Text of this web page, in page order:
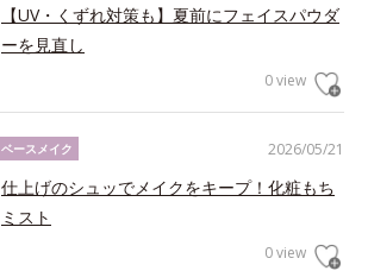
【UV・くずれ対策も】夏前にフェイスパウダ
ーを見直し
0 view
2026/05/21
ベースメイク
仕上げのシュッでメイクをキープ！化粧もち
ミスト
0 view